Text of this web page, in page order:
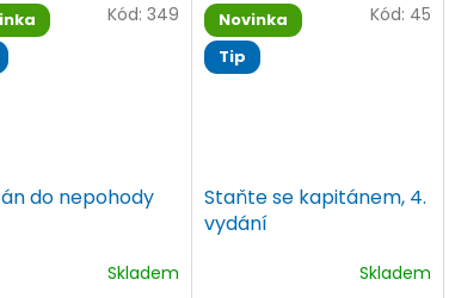
do nepohody
Skladem
Kód: 349
Novinka
Tip
Staňte se kapitánem, 4.
vydání
Skladem
Kód: 45